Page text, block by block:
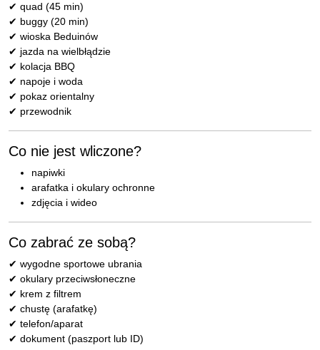
✔ quad (45 min)
✔ buggy (20 min)
✔ wioska Beduinów
✔ jazda na wielbłądzie
✔ kolacja BBQ
✔ napoje i woda
✔ pokaz orientalny
✔ przewodnik
Co nie jest wliczone?
napiwki
arafatka i okulary ochronne
zdjęcia i wideo
Co zabrać ze sobą?
✔ wygodne sportowe ubrania
✔ okulary przeciwsłoneczne
✔ krem z filtrem
✔ chustę (arafatkę)
✔ telefon/aparat
✔ dokument (paszport lub ID)